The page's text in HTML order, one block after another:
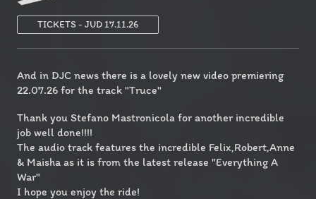
TICKETS - JUD 17.11.26
And in DJC news there is a lovely new video premiering
22.07.26 for the track "Truce"
Thank you Stefano Mastronicola for another incredible
job well done!!!!
The audio track features the incredible Felix,Robert,Anne
& Maisha as it is from the latest release "Everything A
War"
I hope you enjoy the ride!